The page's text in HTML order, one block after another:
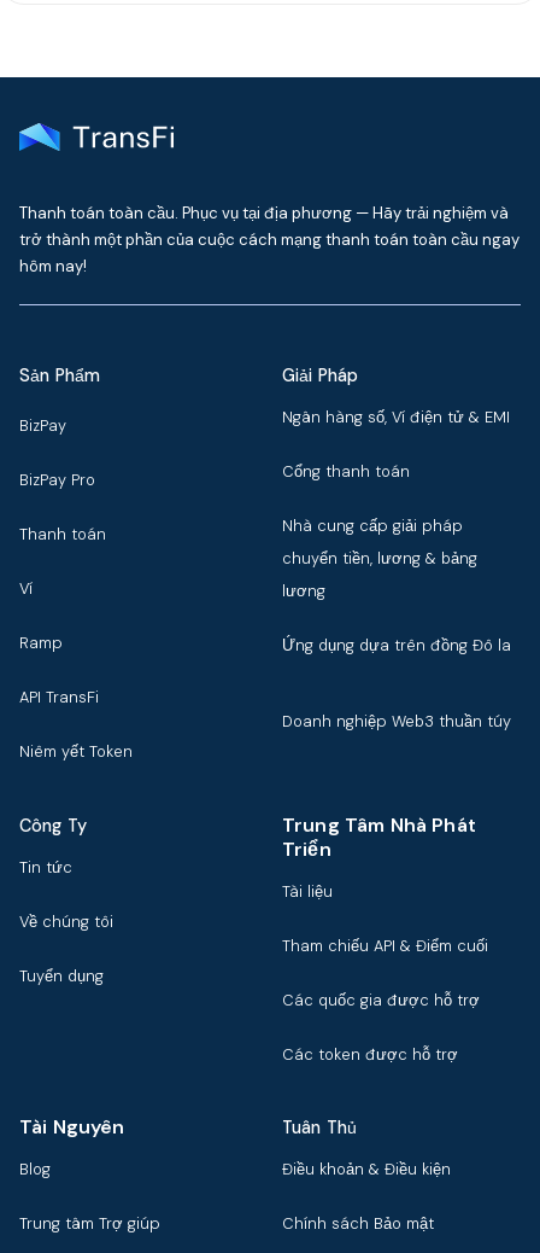
Thanh toán toàn cầu. Phục vụ tại địa phương — Hãy trải nghiệm và
trở thành một phần của cuộc cách mạng thanh toán toàn cầu ngay
hôm nay!
Sản Phẩm
BizPay
BizPay Pro
Thanh toán
Ví
Ramp
API TransFi
Niêm yết Token
Giải Pháp
Ngân hàng số, Ví điện tử & EMI
Cổng thanh toán
Nhà cung cấp giải pháp
chuyển tiền, lương & bảng
lương
Ứng dụng dựa trên đồng Đô la
Doanh nghiệp Web3 thuần túy
Công Ty
Tin tức
Về chúng tôi
Tuyển dụng
Trung Tâm Nhà Phát
Triển
Tài liệu
Tham chiếu API & Điểm cuối
Các quốc gia được hỗ trợ
Các token được hỗ trợ
Tài Nguyên
Blog
Trung tâm Trợ giúp
Tuân Thủ
Điều khoản & Điều kiện
Chính sách Bảo mật